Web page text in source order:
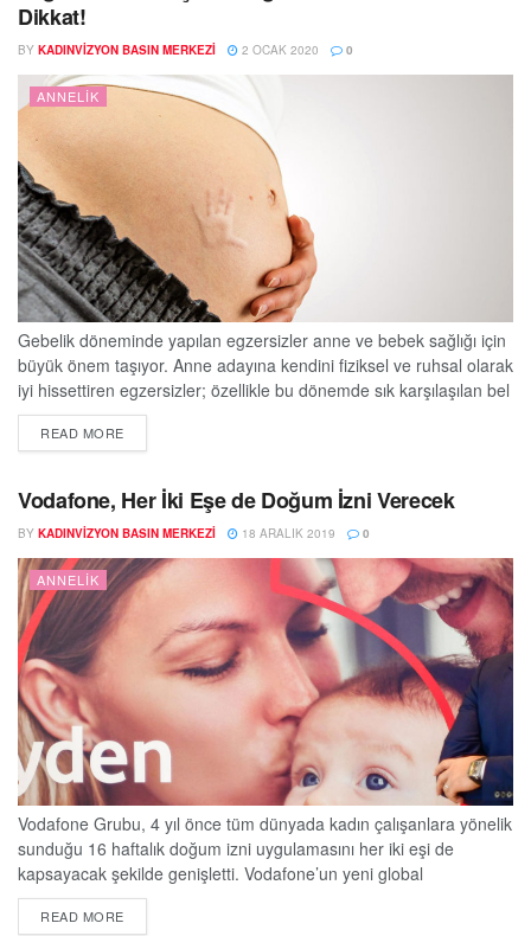
Dikkat!
BY KADINVIZYON BASIN MERKEZI 2 OCAK 2020 0
ANNELIK
Gebelik döneminde yapılan egzersizler anne ve bebek sağlığı için
büyük önem taşıyor. Anne adayına kendini fiziksel ve ruhsal olarak
iyi hissettiren egzersizler; özellikle bu dönemde sık karşılaşılan bel
ve sırt ağrılarını, şişlik ve ödem ile uykusuzluk problemlerini de
azaltıyor. Gebelik döneminde hareketsizlikten uzak duran ve
yükseliyor ve sancı süreleri de...
READ MOREDETAILS
Vodafone, Her İki Eşe de Doğum İzni Verecek
BY KADINVIZYON BASIN MERKEZI 18 ARALIK 2019 0
ANNELIK
Vodafone Grubu, 4 yıl önce tüm dünyada kadın çalışanlara yönelik
sunduğu 16 haftalık doğum izni uygulamasını her iki eşi de
kapsayacak şekilde genişletti. Vodafone’un yeni global
politikasıyla, eşi doğum yapan veya evlat edinerek ebeveyn olan
tüm çalışanlar, 16 hafta tam ücretli ebeveyn iznine sahip olacak.
READ MOREDETAILS